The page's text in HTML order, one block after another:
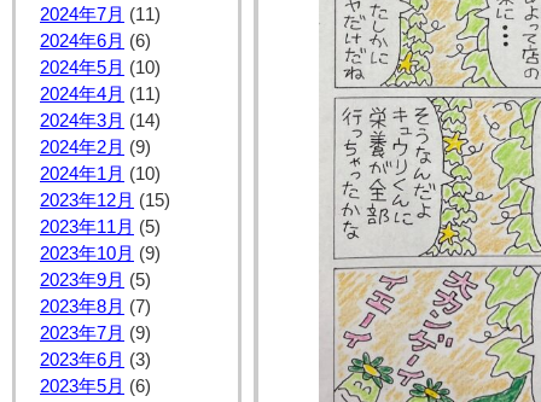
2024年7月 (11)
2024年6月 (6)
2024年5月 (10)
2024年4月 (11)
2024年3月 (14)
2024年2月 (9)
2024年1月 (10)
2023年12月 (15)
2023年11月 (5)
2023年10月 (9)
2023年9月 (5)
2023年8月 (7)
2023年7月 (9)
2023年6月 (3)
2023年5月 (6)